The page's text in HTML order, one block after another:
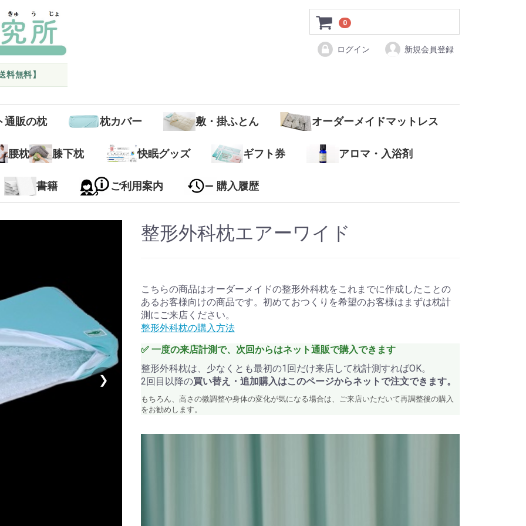
無料】
0
ログイン 新規会員登録
通販の枕 枕カバー 敷・掛ふとん オーダーメイドマットレス
腰枕 膝下枕 快眠グッズ ギフト券 アロマ・入浴剤
書籍 ご利用案内 購入履歴
❯
整形外科枕エアーワイド
こちらの商品はオーダーメイドの整形外科枕をこれまでに作成したことの
あるお客様向けの商品です。初めておつくりを希望のお客様はまずは枕計
測にご来店ください。
整形外科枕の購入方法
✅ 一度の来店計測で、次回からはネット通販で購入できます
整形外科枕は、少なくとも最初の1回だけ来店して枕計測すればOK。
2回目以降の買い替え・追加購入はこのページからネットで注文できます。
もちろん、高さの微調整や身体の変化が気になる場合は、ご来店いただいて再調整後の購入
をお勧めします。